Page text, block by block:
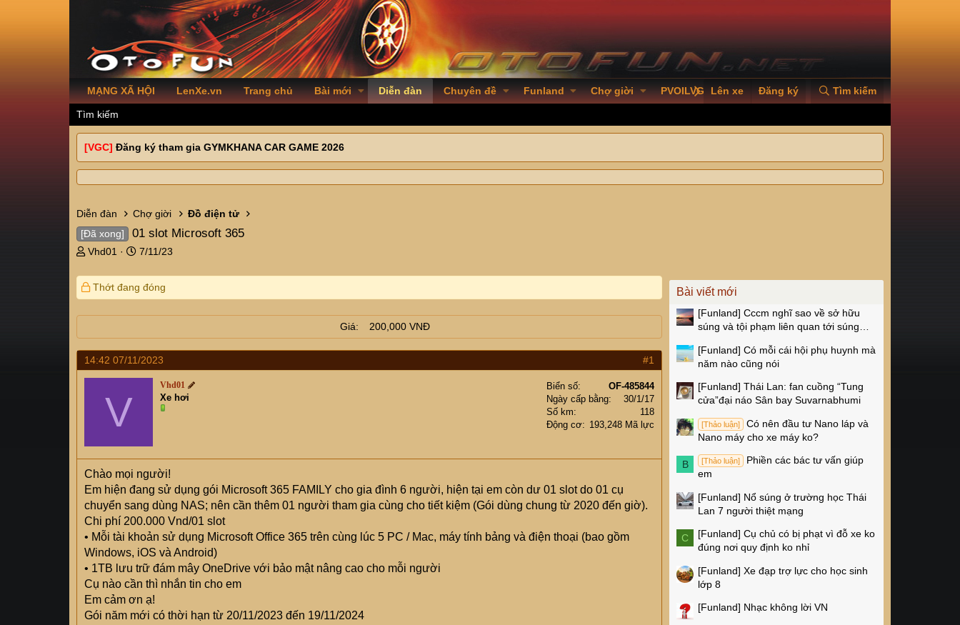
MẠNG XÃ HỘI LenXe.vn Trang chủ Bài mới Diễn đàn Chuyên đề Funland Chợ giời PVOILVGC2026
Lên xe Đăng ký Tìm kiếm
Tìm kiếm
[VGC] Đăng ký tham gia GYMKHANA CAR GAME 2026
Diễn đàn Chợ giời Đồ điện tử
[Đã xong] 01 slot Microsoft 365
T
r
e
d
a
r
Vhd01
N
à
y
ử
7/11/23
Thớt đang đóng
Giá 200,000 VNĐ
14:42 07/11/2023 #1
V
Vhd01
Xe hơi
Biển số
OF-485844
Ngày cấp bằng
30/1/17
Số km
118
Động cơ
193,248 Mã lực
Chào mọi người!
Em hiện đang sử dụng gói Microsoft 365 FAMILY cho gia đình 6 người, hiện tại em còn dư 01 slot do 01 cụ
chuyển sang dùng NAS; nên cần thêm 01 người tham gia cùng cho tiết kiệm (Gói dùng chung từ 2020 đến giờ).
Chi phí 200.000 Vnd/01 slot
• Mỗi tài khoản sử dụng Microsoft Office 365 trên cùng lúc 5 PC / Mac, máy tính bảng và điện thoại (bao gồm
Windows, iOS và Android)
• 1TB lưu trữ đám mây OneDrive với bảo mật nâng cao cho mỗi người
Cụ nào cần thì nhắn tin cho em
Em cảm ơn ạ!
Gói năm mới có thời hạn từ 20/11/2023 đến 19/11/2024
Bài viết mới
[Funland] Cccm nghĩ sao về sở hữu
súng và tội phạm liên quan tới súng
[Funland] Có mỗi cái hội phụ huynh mà
năm nào cũng nói
[Funland] Thái Lan: fan cuồng “Tung
cửa”đại náo Sân bay Suvarnabhumi
[Thảo luận]
Có nên đầu tư Nano láp và
Nano máy cho xe máy ko?
B [Thảo luận]
Phiền các bác tư vấn giúp
em
[Funland] Nổ súng ở trường học Thái
Lan 7 người thiệt mạng
C [Funland] Cụ chủ có bị phạt vì đỗ xe ko
đúng nơi quy định ko nhỉ
[Funland] Xe đạp trợ lực cho học sinh
lớp 8
[Funland] Nhạc không lời VN